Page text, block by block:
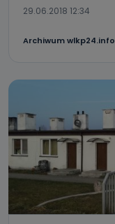
29.06.2018 12:34
Archiwum wlkp24.info